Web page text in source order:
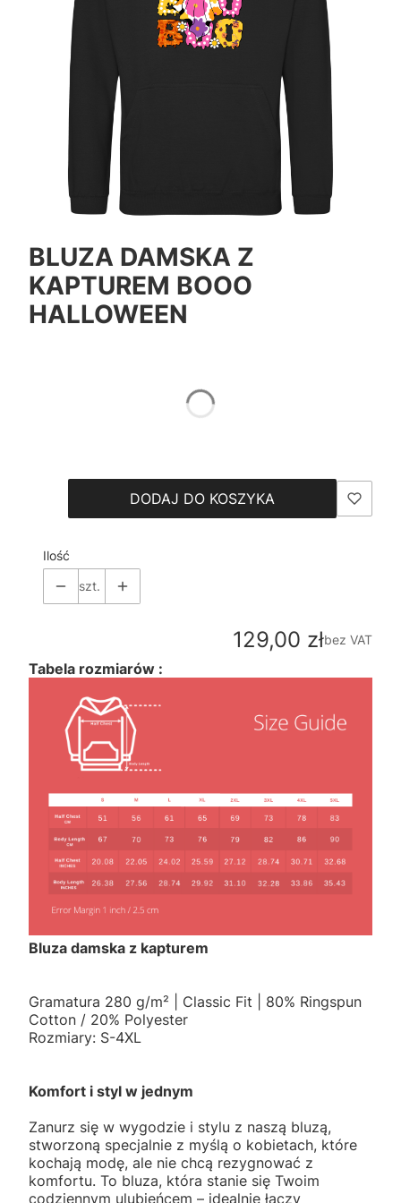
BLUZA DAMSKA Z
KAPTUREM BOOO
HALLOWEEN
DODAJ DO KOSZYKA
Ilość
szt.
Cena
129,00 złbez VAT
Tabela rozmiarów :
Bluza damska z kapturem
Gramatura 280 g/m² | Classic Fit | 80% Ringspun
Cotton / 20% Polyester
Rozmiary: S-4XL
Komfort i styl w jednym
Zanurz się w wygodzie i stylu z naszą bluzą,
stworzoną specjalnie z myślą o kobietach, które
kochają modę, ale nie chcą rezygnować z
komfortu. To bluza, która stanie się Twoim
codziennym ulubieńcem – idealnie łączy